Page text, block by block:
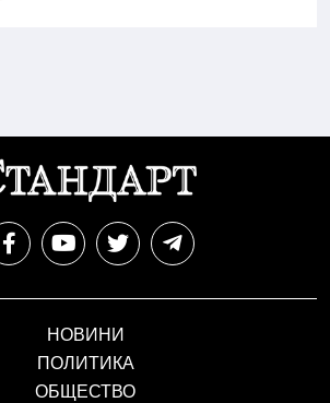
НОВИНИ
ПОЛИТИКА
ОБЩЕСТВО